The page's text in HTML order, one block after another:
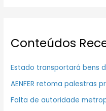
Conteúdos
Estado transportará bens
AENFER retoma palestras
Falta de autoridade